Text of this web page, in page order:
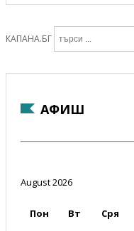
КАПАНА.БГ
АФИШ
August 2026
Пон Вт Сря